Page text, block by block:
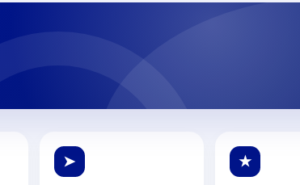
➤ ★